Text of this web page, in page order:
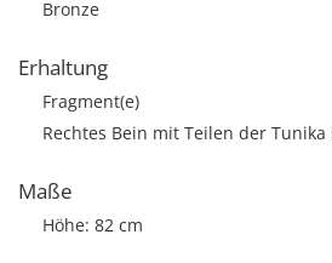
Bronze
Erhaltung
Fragment(e)
Rechtes Bein mit Teilen der
Maße
Höhe: 82 cm